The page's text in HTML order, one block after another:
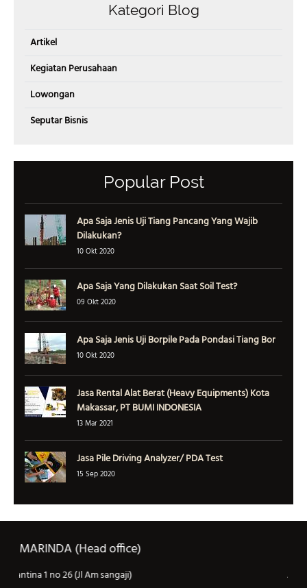
Kategori Blog
Artikel
Kegiatan Perusahaan
Lowongan
Seputar Bisnis
Popular Post
Apa Saja Jenis Uji Tiang Pancang Yang Wajib
Dilakukan?
10 Okt 2020
Apa Saja Yang Dilakukan Saat Soil Test?
09 Okt 2020
Apa Saja Jenis Uji Borpile Pada Pondasi Tiang Bor
10 Okt 2020
Jasa Rental Alat Berat (Heavy Equipments) Kota
Makassar, PT BUMI INDONESIA
13 Mar 2021
Jasa Pile Driving Analyzer/ PDA Test
15 Sep 2020
SAMARINDA (konsultan kontraktor)
Jl tantina 1 no 26 (Jl Am sangaji)